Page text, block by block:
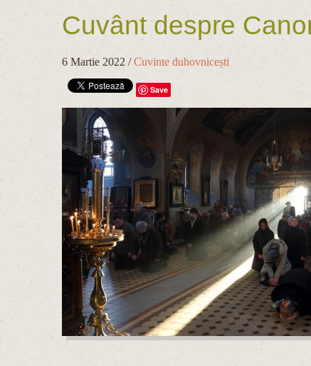
Cuvânt despre
6 Martie 2022 /Cuvinte duhovnicești
Save